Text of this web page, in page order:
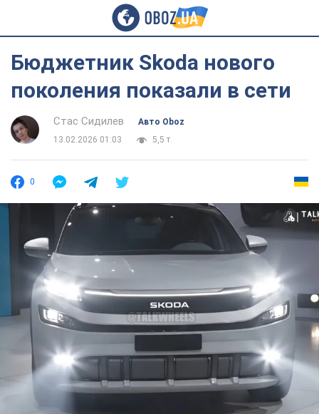
Бюджетник Skoda нового
поколения показали в сети
Стас Сидилев
Авто Oboz
13.02.2026 01:03
5,5 т.
0